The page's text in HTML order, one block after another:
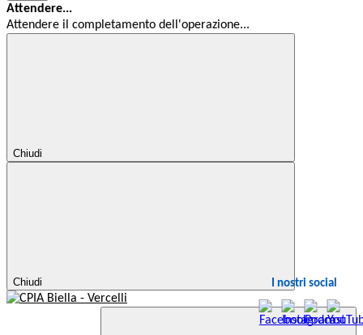
Attendere...
Attendere il completamento dell'operazione...
Chiudi
Chiudi I nostri social